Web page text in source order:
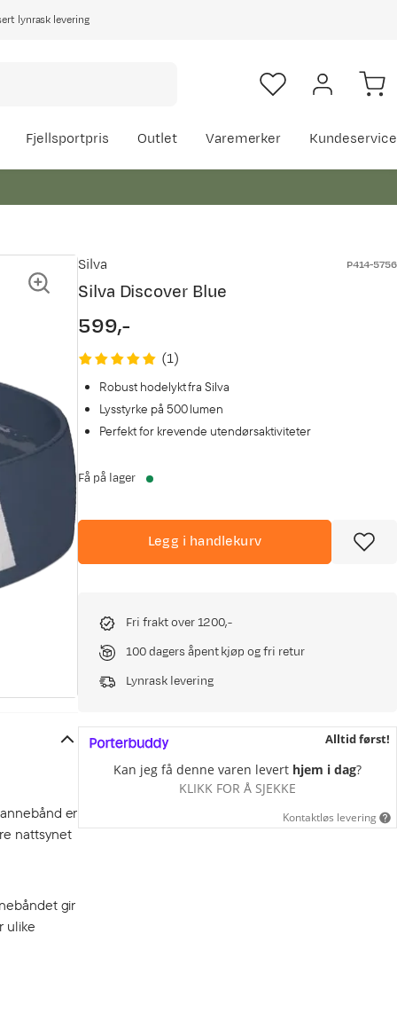
lynrask levering
Fjellsportpris Outlet Varemerker Kundeservice
er
nattsynet
gir
ulike
Silva P414-5756
Silva Discover Blue
price
599,-
(1)
Robust hodelykt fra Silva
Lysstyrke på 500 lumen
Perfekt for krevende utendørsaktiviteter
Få på lager
Legg i handlekurv
Fri frakt over 1200,-
100 dagers åpent kjøp og fri retur
Lynrask levering
Alltid først!
Kan jeg få denne varen levert hjem i dag?
KLIKK FOR Å SJEKKE
Kontaktløs levering